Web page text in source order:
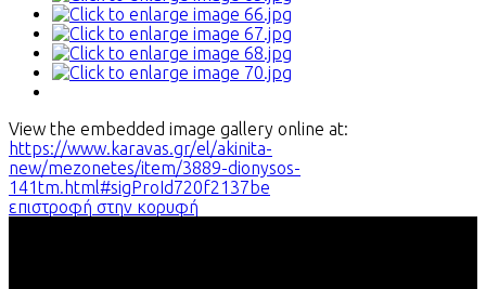
View the embedded image gallery online at:
https://www.karavas.gr/el/akinita-
new/mezonetes/item/3889-dionysos-
141tm.html#sigProId720f2137be
επιστροφή στην κορυφή